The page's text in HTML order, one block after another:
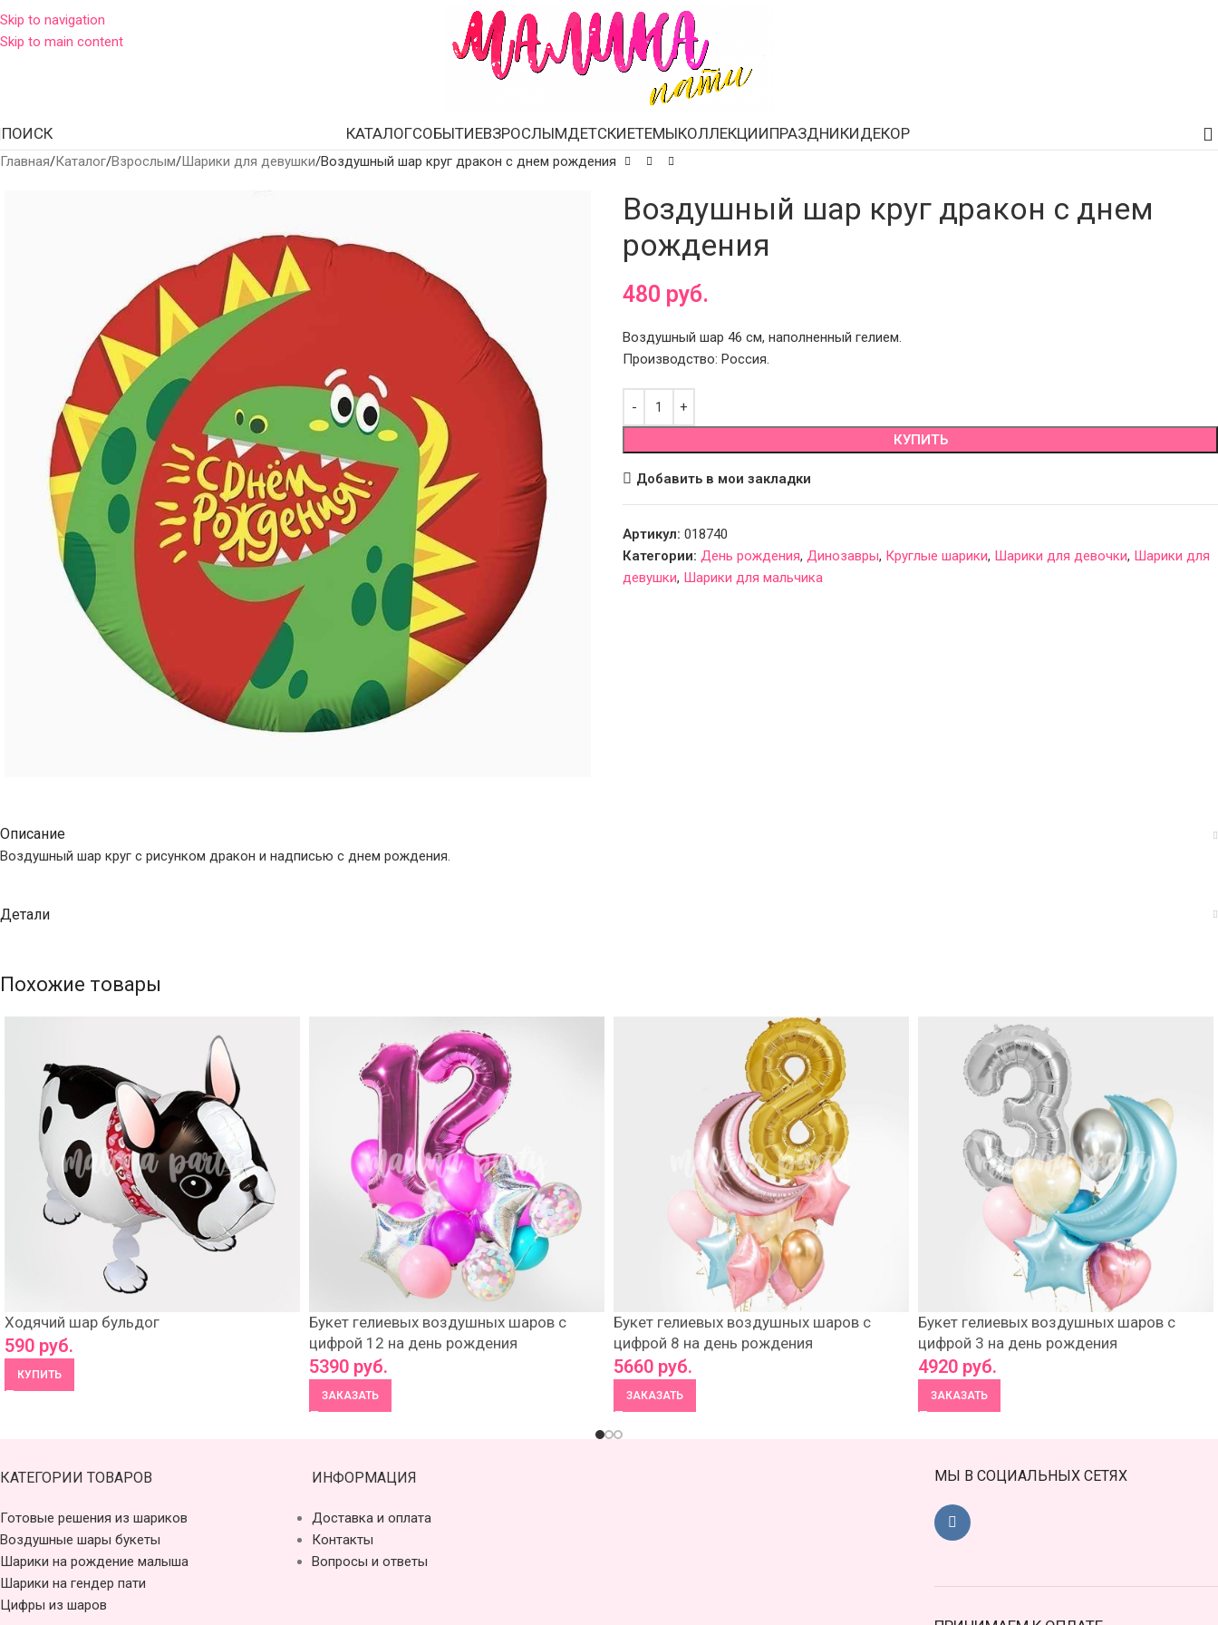
Skip to navigation
Skip to main content
ПОИСК КАТАЛОГСОБЫТИЕВЗРОСЛЫМДЕТСКИЕТЕМЫКОЛЛЕКЦИИПРАЗДНИКИДЕКОР
Главная Каталог Взрослым Шарики для девушки Воздушный шар круг дракон с днем рождения
Воздушный шар круг дракон с днем
рождения
480 руб.
Воздушный шар 46 см, наполненный гелием.
Производство: Россия.
КУПИТЬ
Добавить в мои закладки
Артикул: 018740
Категории: День рождения, Динозавры, Круглые шарики, Шарики для девочки, Шарики для
девушки, Шарики для мальчика
Описание
Воздушный шар круг с рисунком дракон и надписью с днем рождения.
Детали
Похожие товары
Ходячий шар бульдог
590 руб.
КУПИТЬ
Букет гелиевых воздушных шаров с
цифрой 12 на день рождения
5390 руб.
ЗАКАЗАТЬ
Букет гелиевых воздушных шаров с
цифрой 8 на день рождения
5660 руб.
ЗАКАЗАТЬ
Букет гелиевых воздушных шаров с
цифрой 3 на день рождения
4920 руб.
ЗАКАЗАТЬ
КАТЕГОРИИ ТОВАРОВ
Готовые решения из шариков
Воздушные шары букеты
Шарики на рождение малыша
Шарики на гендер пати
Цифры из шаров
ИНФОРМАЦИЯ
Доставка и оплата
Контакты
Вопросы и ответы
МЫ В СОЦИАЛЬНЫХ СЕТЯХ